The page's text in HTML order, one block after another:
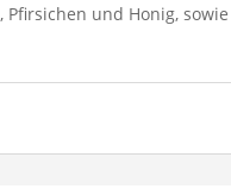
und Honig,